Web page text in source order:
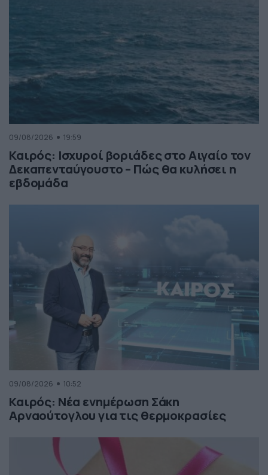
09/08/2026 19:59
Καιρός: Ισχυροί βοριάδες στο Αιγαίο τον
Δεκαπενταύγουστο – Πώς θα κυλήσει η
εβδομάδα
09/08/2026 10:52
Καιρός: Νέα ενημέρωση Σάκη
Αρναούτογλου για τις θερμοκρασίες